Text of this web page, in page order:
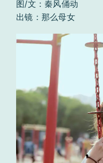
图/文：秦风俑动
出镜：那么母女